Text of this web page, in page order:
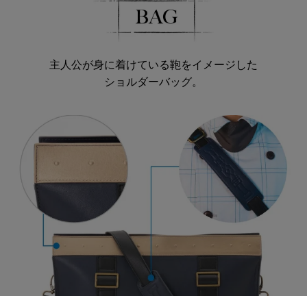
主人公が身に着けている鞄をイメージした
ショルダーバッグ。